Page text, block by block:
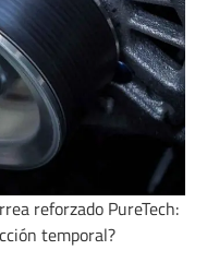
reforzado PureTech:
temporal?